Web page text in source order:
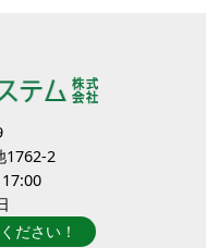
1762-2
ださい！